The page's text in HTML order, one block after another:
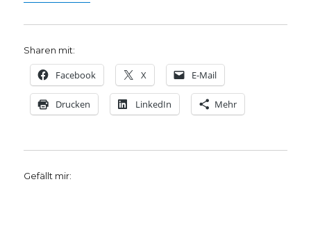
Sharen mit:
Facebook X E-Mail
Drucken LinkedIn Mehr
Gefällt mir: